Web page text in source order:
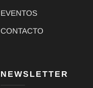
EVENTOS
CONTACTO
NEWSLETTER